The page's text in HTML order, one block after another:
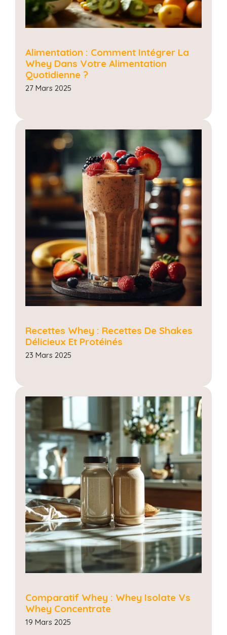
Alimentation : Comment Intégrer La
Whey Dans Votre Alimentation
Quotidienne ?
27 Mars 2025
Recettes Whey : Recettes De Shakes
Délicieux Et Protéinés
23 Mars 2025
Comparatif Whey : Whey Isolate Vs
Whey Concentrate
19 Mars 2025